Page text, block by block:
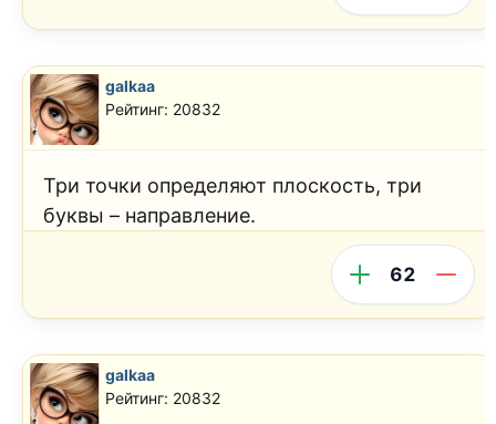
galkaa
Рейтинг: 20832
Три точки определяют плоскость, три
буквы – направление.
62
galkaa
Рейтинг: 20832